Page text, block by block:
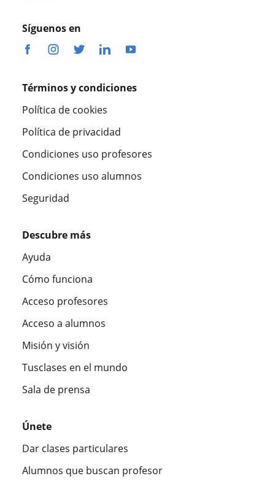
Síguenos en
Términos y condiciones
Política de cookies
Política de privacidad
Condiciones uso profesores
Condiciones uso alumnos
Seguridad
Descubre más
Ayuda
Cómo funciona
Acceso profesores
Acceso a alumnos
Misión y visión
Tusclases en el mundo
Sala de prensa
Únete
Dar clases particulares
Alumnos que buscan profesor